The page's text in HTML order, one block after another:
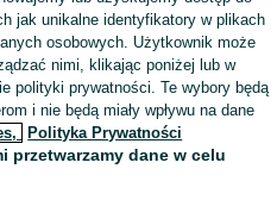
Wyświetlenia:
jak unikalne identyfikatory w plikach
osobowych. Użytkownik może
nimi, klikając poniżej lub w
polityki prywatności. Te wybory będą
i nie będą miały wpływu na dane
Polityka Prywatności
przetwarzamy dane w celu